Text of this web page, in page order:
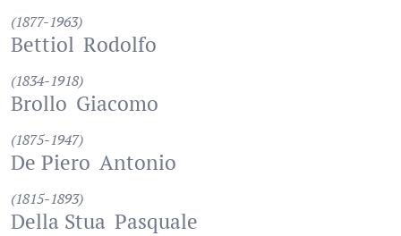
(1877-1963)
Bettiol Rodolfo
(1834-1918)
Brollo Giacomo
(1875-1947)
De Piero Antonio
(1815-1893)
Della Stua Pasquale